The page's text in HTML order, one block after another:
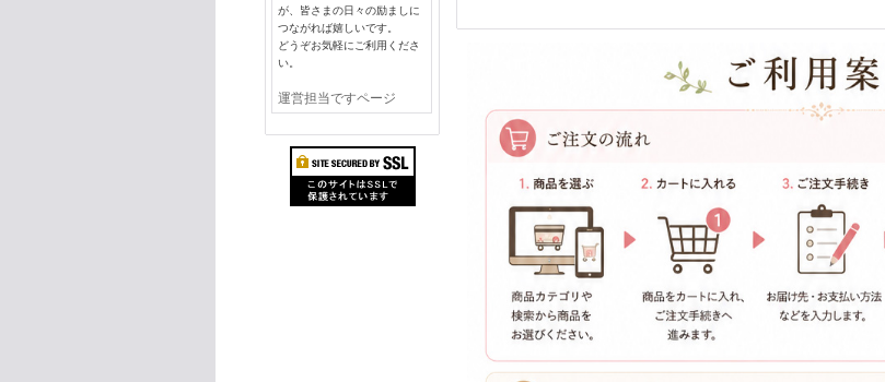
が、皆さまの日々の励ましに
つながれば嬉しいです。
どうぞお気軽にご利用くださ
い。
運営担当ですページ